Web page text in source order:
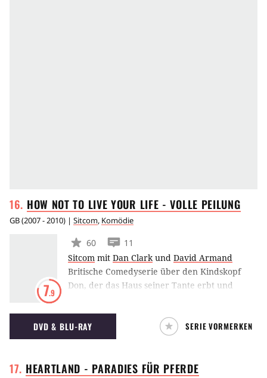
HOW NOT TO LIVE YOUR LIFE - VOLLE PEILUNG
GB(2007 - 2010) | Sitcom, Komödie
7.9
60
11
Sitcom mit Dan Clarkund David Armand
Britische Comedyserie über den Kindskopf
Don, der das Haus seiner Tante erbt und
bekommt.
DVD & BLU-RAY SERIE VORMERKEN
HEARTLAND - PARADIES FÜR PFERDE